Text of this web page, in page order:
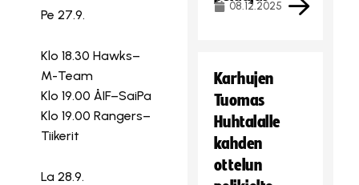
Pe 27.9.
Klo 18.30 Hawks–
M-Team
Klo 19.00 ÅIF–SaiPa
Klo 19.00 Rangers–
Tiikerit
La 28.9.
08.12.2025
Karhujen
Tuomas
Huhtalalle
kahden
ottelun